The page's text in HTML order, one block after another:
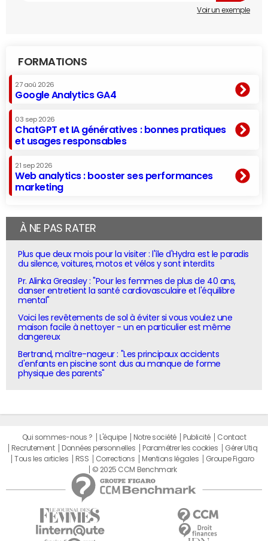
Voir un exemple
FORMATIONS
27 aoû 2026
Google Analytics GA4
03 sep 2026
ChatGPT et IA génératives : bonnes pratiques
et usages responsables
21 sep 2026
Web analytics : booster ses performances
marketing
À NE PAS RATER
Plus que deux mois pour la visiter : l'île d'Hydra est le paradis
du silence, voitures, motos et vélos y sont interdits
Pr. Alinka Greasley : "Pour les femmes de plus de 40 ans,
danser entretient la santé cardiovasculaire et l'équilibre
mental"
Voici les revêtements de sol à éviter si vous voulez une
maison facile à nettoyer - un en particulier est même
dangereux
Bertrand, maître-nageur : "Les principaux accidents
d'enfants en piscine sont dus au manque de forme
physique des parents"
Qui sommes-nous ? L'équipe Notre société Publicité
Contact
Recrutement
Données personnelles Paramétrer les cookies
Gérer Utiq
Tous les articles
RSS Corrections Mentions légales
Groupe Figaro
© 2025 CCM Benchmark